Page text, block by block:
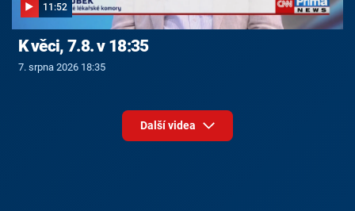
11:52
K věci, 7.8. v 18:35
7. srpna 2026 18:35
Další videa